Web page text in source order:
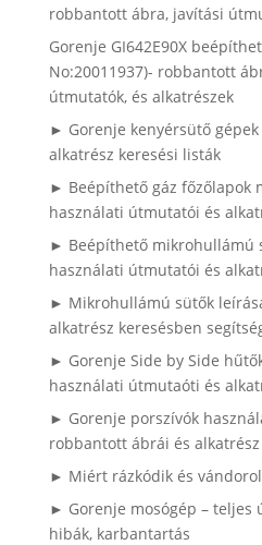
robbantott ábra, javítási
Gorenje GI642E90X
No:20011937)- robbantott
útmutatók, és alkatrészek
► Gorenje kenyérsütő
alkatrész keresési listák
► Beépíthető gáz főzőlapok
használati útmutatói és
► Beépíthető mikrohullámú
használati útmutatói és
► Mikrohullámú sütők
alkatrész keresésben
► Gorenje Side by Side
használati útmutaóti és
► Gorenje porszívók
robbantott ábrái és alkatrész
► Miért rázkódik és
► Gorenje mosógép – teljes
hibák, karbantartás